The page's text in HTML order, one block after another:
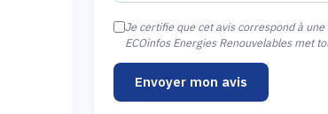
Je certifie que cet avis correspond à
ECOinfos Energies Renouvelables met
Envoyer mon avis